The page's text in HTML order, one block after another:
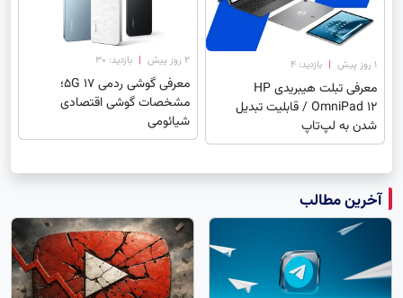
۱ روز پیش | بازدید: 4
معرفی تبلت هیبریدی HP
OmniPad 12 / قابلیت تبدیل
شدن به لپ‌تاپ
۲ روز پیش | بازدید: 30
معرفی گوشی ردمی 17 5G؛
مشخصات گوشی اقتصادی
شیائومی
آخرین مطالب